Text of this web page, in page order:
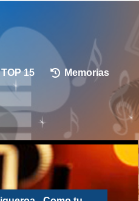
TOP 15  Memorias